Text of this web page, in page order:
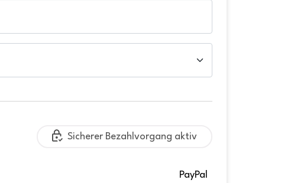
Sicherer Bezahlvorgang aktiv
PayPal